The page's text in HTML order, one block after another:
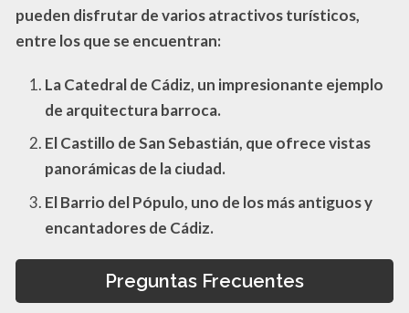
pueden disfrutar de varios atractivos turísticos,
entre los que se encuentran:
LaCatedral de Cádiz, un impresionante ejemplo
de arquitectura barroca.
ElCastillo de San Sebastián, que ofrece vistas
panorámicas de la ciudad.
ElBarrio del Pópulo, uno de los más antiguos y
encantadores de Cádiz.
Preguntas Frecuentes